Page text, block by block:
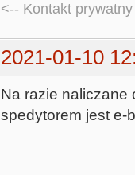
<-- Kontakt
2021-01-10
Na razie naliczane
spedytorem jest e-